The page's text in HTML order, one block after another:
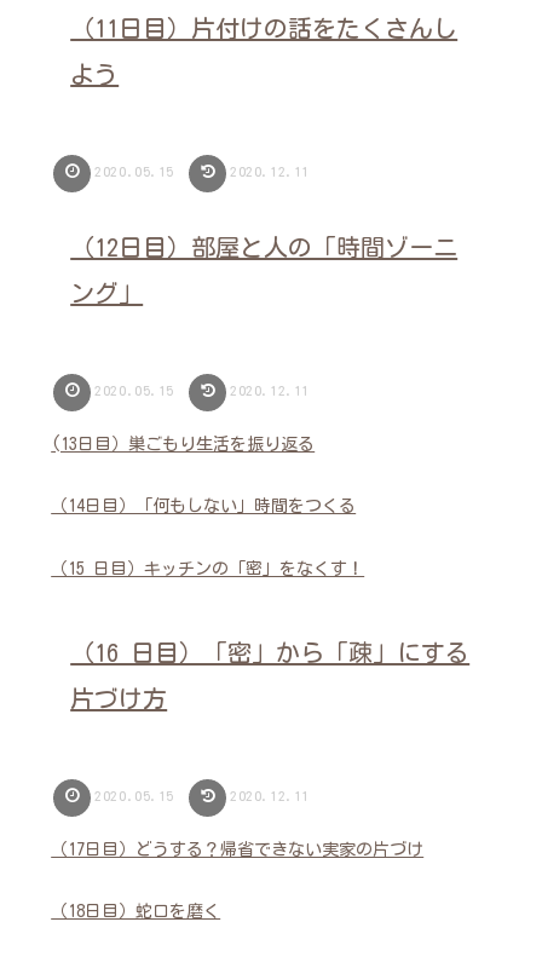
（11日目）片付けの話をたくさんし
よう
2020.05.15 2020.12.11
（12日目）部屋と人の「時間ゾーニ
ング」
2020.05.15 2020.12.11
(13日目）巣ごもり生活を振り返る
（14日目）「何もしない」時間をつくる
（15 日目）キッチンの「密」をなくす！
（16 日目）「密」から「疎」にする
片づけ方
2020.05.15 2020.12.11
（17日目）どうする？帰省できない実家の片づけ
（18日目）蛇口を磨く